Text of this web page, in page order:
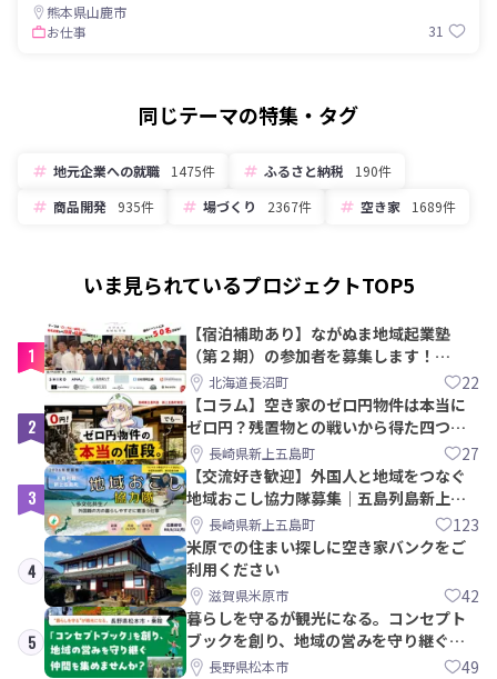
熊本県山鹿市
お仕事
31
同じテーマの特集・タグ
地元企業への就職 1475件 ふるさと納税
190件
商品開発
935件 場づくり 2367件 空き家 1689件
いま見られているプロジェクトTOP5
1
【宿泊補助あり】ながぬま地域起業塾
（第２期）の参加者を募集します！
【8/21〆】
北海道長沼町 22
2
【コラム】空き家のゼロ円物件は本当に
ゼロ円？残置物との戦いから得た四つの
教訓｜新上五島町
長崎県新上五島町 27
3
【交流好き歓迎】外国人と地域をつなぐ
地域おこし協力隊募集｜五島列島新上五
島町長崎県新上五島町 123
4
米原での住まい探しに空き家バンクをご
利用ください
滋賀県米原市 42
5
暮らしを守るが観光になる。コンセプト
ブックを創り、地域の営みを守り継ぐ仲
間を集めませんか？
長野県松本市 49